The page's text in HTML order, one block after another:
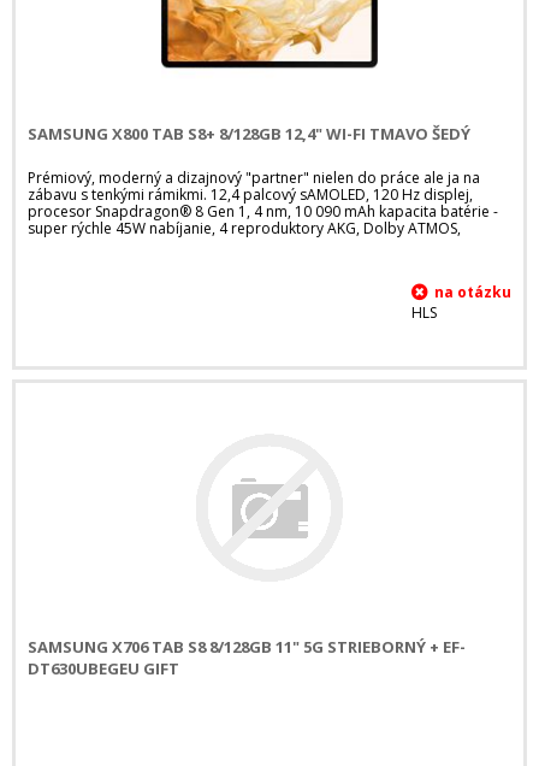
SAMSUNG X800 TAB S8+ 8/128GB 12,4" WI-FI TMAVO ŠEDÝ
Prémiový, moderný a dizajnový "partner" nielen do práce ale ja na
zábavu s tenkými rámikmi. 12,4 palcový sAMOLED, 120 Hz displej,
procesor Snapdragon® 8 Gen 1, 4 nm, 10 090 mAh kapacita batérie -
super rýchle 45W nabíjanie, 4 reproduktory AKG, Dolby ATMOS,
HLS
SAMSUNG X706 TAB S8 8/128GB 11" 5G STRIEBORNÝ + EF-
DT630UBEGEU GIFT